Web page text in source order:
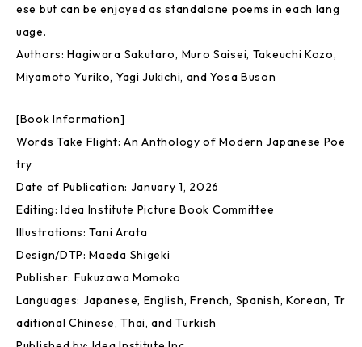
ese but can be enjoyed as standalone poems in each lang
uage.
Authors: Hagiwara Sakutaro, Muro Saisei, Takeuchi Kozo,
Miyamoto Yuriko, Yagi Jukichi, and Yosa Buson
[Book Information]
Words Take Flight: An Anthology of Modern Japanese Poe
try
Date of Publication: January 1, 2026
Editing: Idea Institute Picture Book Committee
Illustrations: Tani Arata
Design/DTP: Maeda Shigeki
Publisher: Fukuzawa Momoko
Languages: Japanese, English, French, Spanish, Korean, Tr
aditional Chinese, Thai, and Turkish